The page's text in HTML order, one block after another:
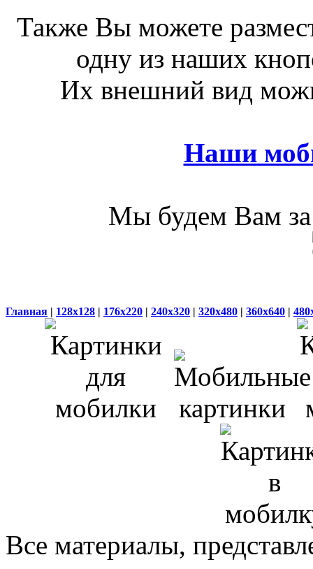
Также Вы можете
одну из наших
Их внешний вид
Наши
Мы будем Вам за
Главная | 128x128 | 176x220 | 240x320 | 320x480 | 360x640 |
Все материалы,